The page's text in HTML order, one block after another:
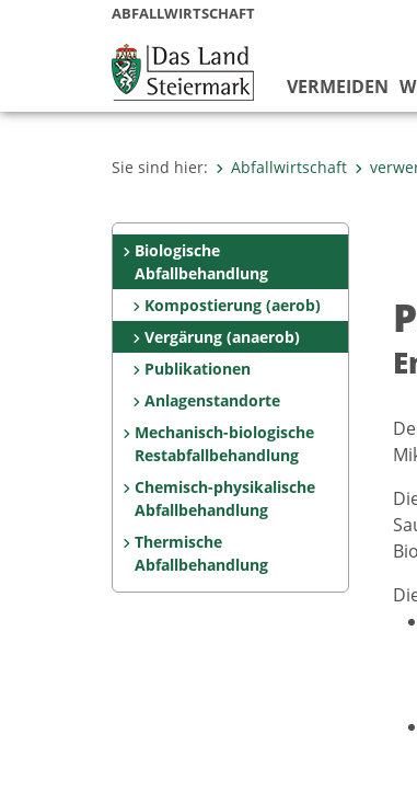
ABFALLWIRTSCHAFT
VERMEIDEN
Sie sind hier: Abfallwirtschaft
Biologische
Abfallbehandlung
Kompostierung (aerob)
Vergärung (anaerob)
Publikationen
Anlagenstandorte
Mechanisch-biologische
Restabfallbehandlung
Chemisch-physikalische
Abfallbehandlung
Thermische
Abfallbehandlung